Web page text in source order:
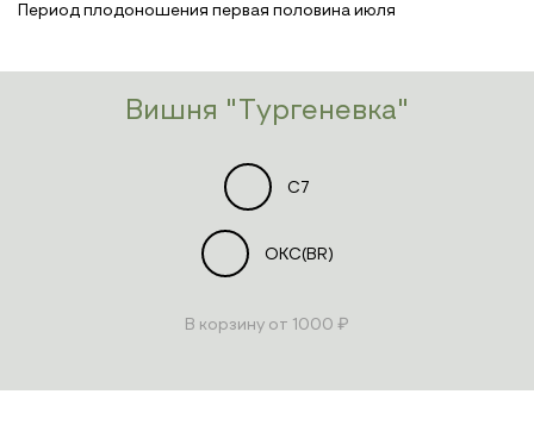
Период плодоношения первая половина июля
Вишня "Тургеневка"
C7
ОКС(BR)
В корзину от 1000 ₽